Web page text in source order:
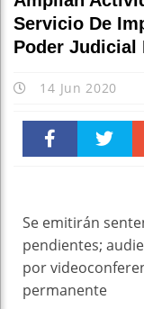
Servicio De
Poder Judicial
14 Jun 2020
Se emitirán
pendientes;
por
permanente